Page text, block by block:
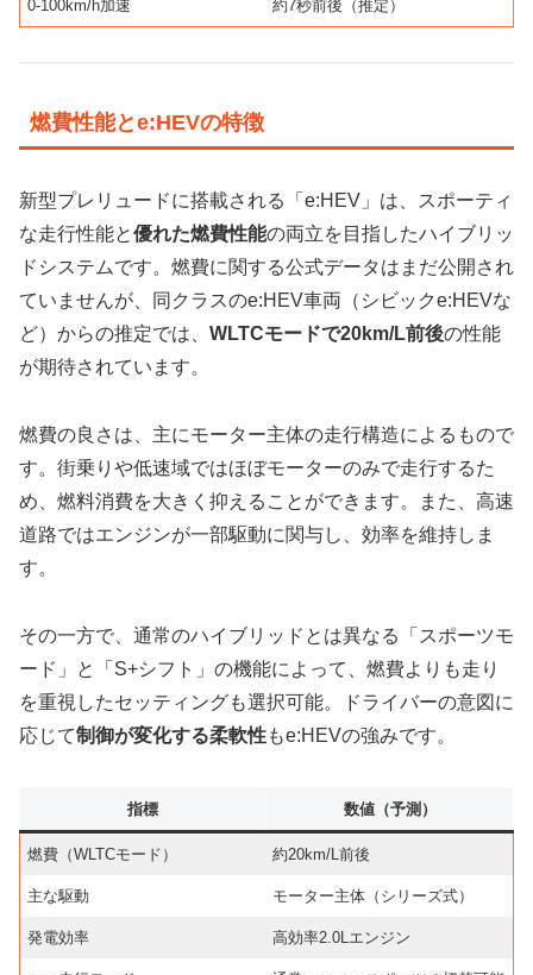
0-100km/h加速 約7秒前後（推定）
燃費性能とe:HEVの特徴
新型プレリュードに搭載される「e:HEV」は、スポーティ
な走行性能と優れた燃費性能の両立を目指したハイブリッ
ドシステムです。燃費に関する公式データはまだ公開され
ていませんが、同クラスのe:HEV車両（シビックe:HEVな
ど）からの推定では、 WLTCモードで20km/L前後の性能
が期待されています。
燃費の良さは、主にモーター主体の走行構造によるもので
す。街乗りや低速域ではほぼモーターのみで走行するた
め、燃料消費を大きく抑えることができます。また、高速
道路ではエンジンが一部駆動に関与し、効率を維持しま
す。
その一方で、通常のハイブリッドとは異なる「スポーツモ
ード」と「S+シフト」の機能によって、燃費よりも走り
を重視したセッティングも選択可能。ドライバーの意図に
応じて制御が変化する柔軟性もe:HEVの強みです。
指標 数値（予測）
燃費（WLTCモード） 約20km/L前後
主な駆動 モーター主体（シリーズ式）
発電効率 高効率2.0Lエンジン